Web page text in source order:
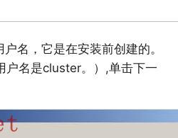
名，它是在安装前创建的。
户名是cluster。）,单击下一